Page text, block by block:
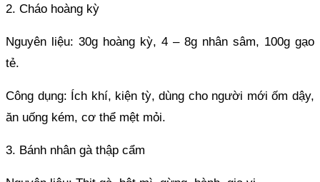
2. Cháo hoàng kỳ
Nguyên liệu: 30g hoàng kỳ, 4 – 8g nhân sâm, 100g gạo
tẻ.
Công dụng: Ích khí, kiện tỳ, dùng cho người mới ốm dậy,
ăn uống kém, cơ thể mệt mỏi.
3. Bánh nhân gà thập cẩm